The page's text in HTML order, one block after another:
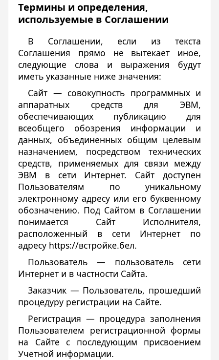
Термины и определения,
используемые в Соглашении
В Соглашении, если из текста
Соглашения прямо не вытекает иное,
следующие слова и выражения будут
иметь указанные ниже значения:
Сайт — совокупность программных и
аппаратных средств для ЭВМ,
обеспечивающих публикацию для
всеобщего обозрения информации и
данных, объединенных общим целевым
назначением, посредством технических
средств, применяемых для связи между
ЭВМ в сети Интернет. Сайт доступен
Пользователям по уникальному
электронному адресу или его буквенному
обозначению. Под Сайтом в Соглашении
понимается Сайт Исполнителя,
расположенный в сети Интернет по
адресу https://встройке.бел.
Пользователь — пользователь сети
Интернет и в частности Сайта.
Заказчик — Пользователь, прошедший
процедуру регистрации на Сайте.
Регистрация — процедура заполнения
Пользователем регистрационной формы
на Сайте с последующим присвоением
Учетной информации.